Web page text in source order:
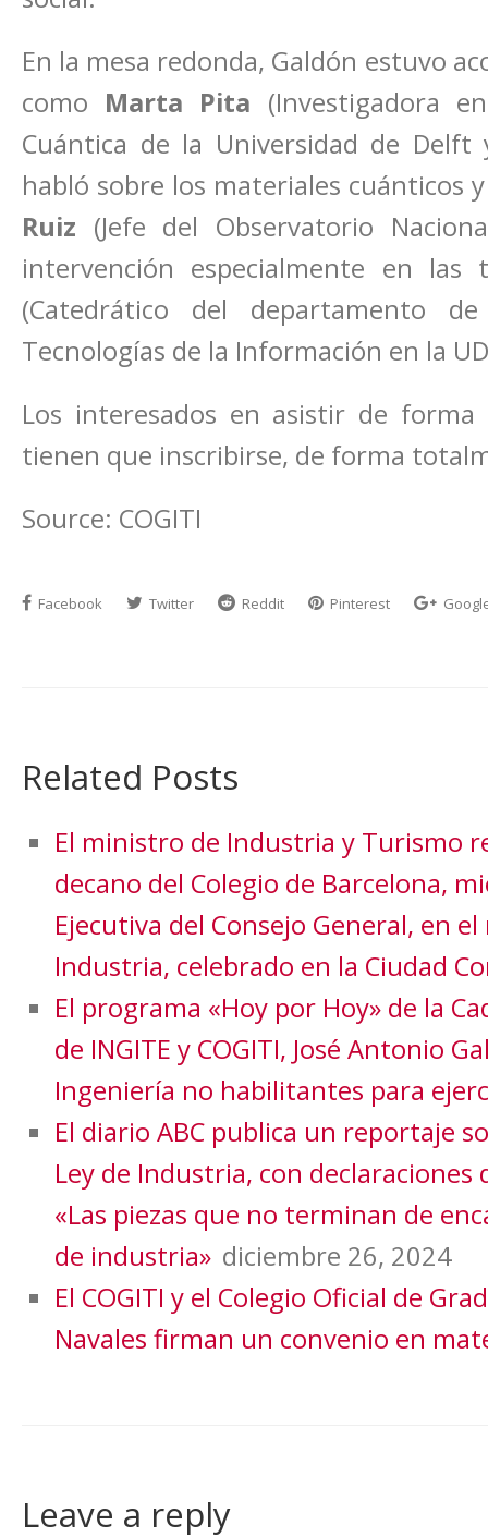
En la mesa redonda, Galdón estuvo
como Marta Pita (Investigadora
Cuántica de la Universidad de
habló sobre los materiales cuánticos
Ruiz (Jefe del Observatorio
intervención especialmente en
(Catedrático del departamento
Tecnologías de la Información en la
Los interesados en asistir de
tienen que inscribirse, de forma
Source: COGITI
Facebook Twitter Reddit Pinterest
Related Posts
El ministro de Industria y Turismo
decano del Colegio de Barcelona,
Ejecutiva del Consejo General, en
Industria, celebrado en la Ciudad
El programa «Hoy por Hoy» de la
de INGITE y COGITI, José Antonio
Ingeniería no habilitantes para
El diario ABC publica un reportaje
Ley de Industria, con
«Las piezas que no terminan de
de industria» diciembre 26, 2024
El COGITI y el Colegio Oficial de
Navales firman un convenio en
Leave a reply